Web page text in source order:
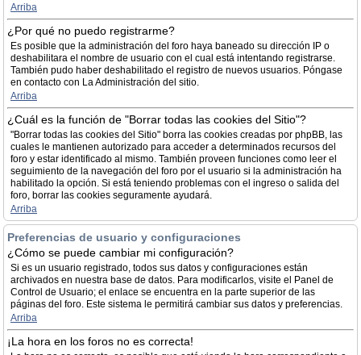
Arriba
¿Por qué no puedo registrarme?
Es posible que la administración del foro haya baneado su dirección IP o
deshabilitara el nombre de usuario con el cual está intentando registrarse.
También pudo haber deshabilitado el registro de nuevos usuarios. Póngase
en contacto con La Administración del sitio.
Arriba
¿Cuál es la función de "Borrar todas las cookies del Sitio"?
"Borrar todas las cookies del Sitio" borra las cookies creadas por phpBB, las
cuales le mantienen autorizado para acceder a determinados recursos del
foro y estar identificado al mismo. También proveen funciones como leer el
seguimiento de la navegación del foro por el usuario si la administración ha
habilitado la opción. Si está teniendo problemas con el ingreso o salida del
foro, borrar las cookies seguramente ayudará.
Arriba
Preferencias de usuario y configuraciones
¿Cómo se puede cambiar mi configuración?
Si es un usuario registrado, todos sus datos y configuraciones están
archivados en nuestra base de datos. Para modificarlos, visite el Panel de
Control de Usuario; el enlace se encuentra en la parte superior de las
páginas del foro. Este sistema le permitirá cambiar sus datos y preferencias.
Arriba
¡La hora en los foros no es correcta!